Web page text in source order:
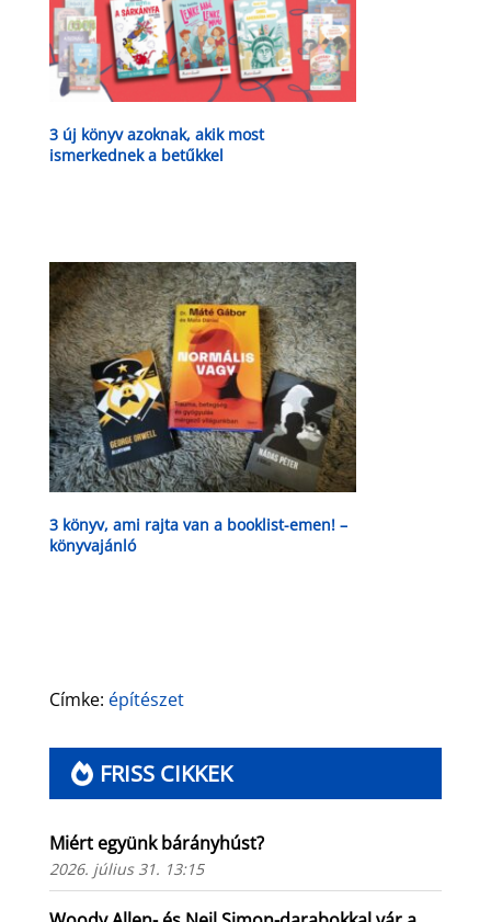
3 új könyv azoknak, akik most
ismerkednek a betűkkel
3 könyv, ami rajta van a booklist-emen! –
könyvajánló
Címke: építészet
FRISS CIKKEK
Miért együnk bárányhúst?
2026. július 31. 13:15